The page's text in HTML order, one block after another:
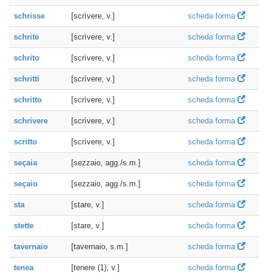
schrisse [scrìvere, v.] scheda forma
schrite [scrìvere, v.] scheda forma
schrito [scrìvere, v.] scheda forma
schritti [scrìvere, v.] scheda forma
schritto [scrìvere, v.] scheda forma
schrivere [scrìvere, v.] scheda forma
scritto [scrìvere, v.] scheda forma
seçaia [sezzaio, agg./s.m.] scheda forma
seçaio [sezzaio, agg./s.m.] scheda forma
sta [stare, v.] scheda forma
stette [stare, v.] scheda forma
tavernaio [tavernaio, s.m.] scheda forma
tenea [tenere (1), v.] scheda forma